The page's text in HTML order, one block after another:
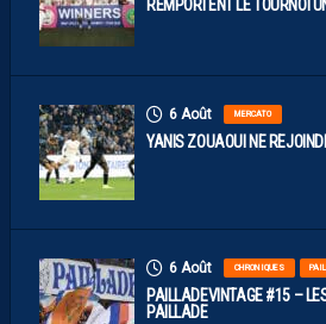
REMPORTENT LE TOURNOI
6 Août MERCATO
YANIS ZOUAOUI NE
6 Août CHRONIQUES
PAILLADEVINTAGE #15 –
PAILLADE